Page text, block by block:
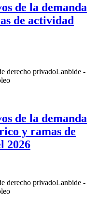
de la demanda
de actividad
derecho privadoLanbide -
de la demanda
y ramas de
2026
derecho privadoLanbide -